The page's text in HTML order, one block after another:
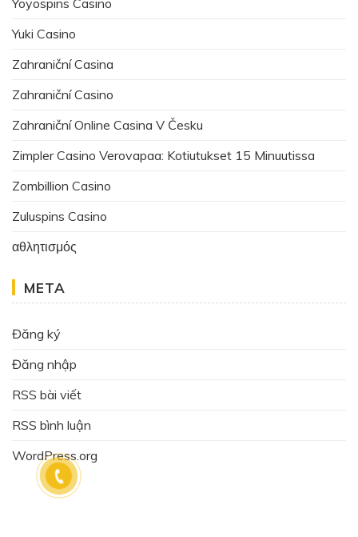
Yuki Casino
Zahraniční Casina
Zahraniční Casino
Zahraniční Online Casina V Česku
Zimpler Casino Verovapaa: Kotiutukset 15 Minuutissa
Zombillion Casino
Zuluspins Casino
αθλητισμός
META
Đăng ký
Đăng nhập
RSS bài viết
RSS bình luận
WordPress.org